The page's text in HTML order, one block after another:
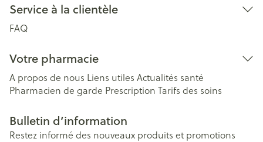
Service à la clientèle
FAQ
Votre pharmacie
A propos de nous Liens utiles Actualités santé
Pharmacien de garde Prescription Tarifs des soins
Bulletin d’information
Restez informé des nouveaux produits et promotions